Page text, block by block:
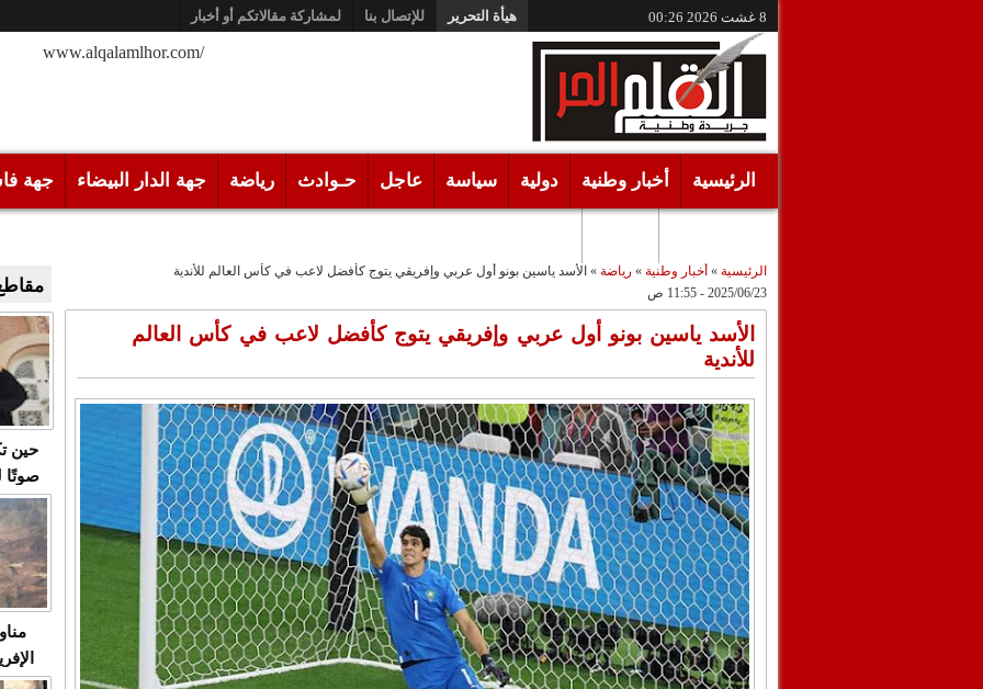
8 غشت 2026 00:26 هيأة التحرير للإتصال بنا لمشاركة مقالاتكم أو أخبار
/www.alqalamlhor.com
الرئيسية أخبار وطنية دولية سياسة عاجل حـوادث رياضة جهة الدار البيضاء جهة
الرئيسية » أخبار وطنية» رياضة» الأسد ياسين بونو أول عربي وإفريقي يتوج كأفضل لاعب في كأس العالم للأندية
2025/06/23 - 11:55 ص
الأسد ياسين بونو أول عربي وإفريقي يتوج كأفضل لاعب في كأس العالم
للأندية
حين
صوتًا
في
النساء
صدى
ردهات
شاهد